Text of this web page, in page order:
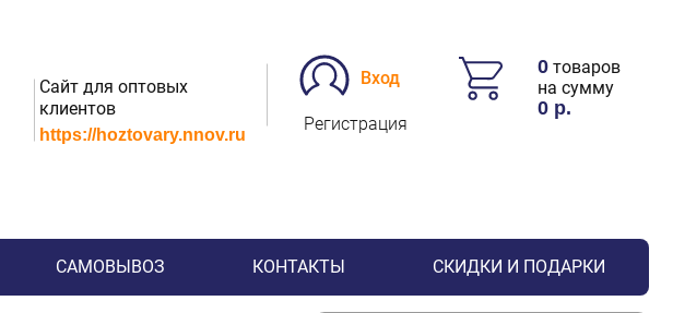
Сайт для оптовых
клиентов
https://hoztovary.nnov.ru
Вход
Регистрация
0 товаров
на сумму
0 р.
САМОВЫВОЗ КОНТАКТЫ СКИДКИ И ПОДАРКИ